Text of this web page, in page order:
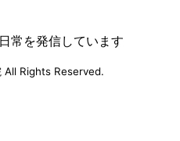
常を発信しています
All Rights Reserved.